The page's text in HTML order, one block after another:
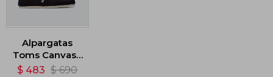
Alpargatas
Toms Canvas -
Negro
$ 483 $ 690